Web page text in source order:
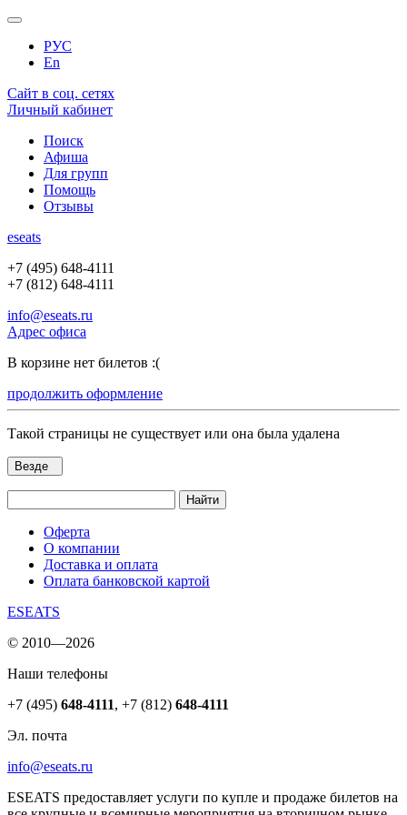
РУС
En
Сайт в соц. сетях
Личный кабинет
Поиск
Афиша
Для групп
Помощь
Отзывы
eseats
+7 (495) 648-4111
+7 (812) 648-4111
info@eseats.ru
Адрес офиса
В корзине нет билетов :(
продолжить оформление
Такой страницы не существует или она была удалена
Везде
Найти
Оферта
О компании
Доставка и оплата
Оплата банковской картой
ESEATS
© 2010—2026
Наши телефоны
+7 (495) 648-4111, +7 (812) 648-4111
Эл. почта
info@eseats.ru
ESEATS предоставляет услуги по купле и продаже билетов на